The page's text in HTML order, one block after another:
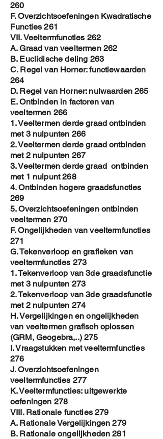
260
F. Overzichtsoefeningen Kwadratische
Functies 261
VII. Veeltermfuncties 262
A. Graad van veeltermen 262
B. Euclidische deling 263
C. Regel van Horner: functiewaarden
264
D. Regel van Horner: nulwaarden 265
E. Ontbinden in factoren van
veeltermen 266
1. Veeltermen derde graad ontbinden
met 3 nulpunten 266
2. Veeltermen derde graad ontbinden
met 2 nulpunten 267
3. Veeltermen derde graad ontbinden
met 1 nulpunt 268
4. Ontbinden hogere graadsfuncties
269
5. Overzichtsoefeningen ontbinden
veeltermen 270
F. Ongelijkheden van veeltermfuncties
271
G. Tekenverloop en grafieken van
veeltermfuncties 273
1. Tekenverloop van 3de graadsfunctie
met 3 nulpunten 273
2. Tekenverloop van 3de graadsfunctie
met 2 nulpunten 274
H. Vergelijkingen en ongelijkheden
van veeltermen grafisch oplossen
(GRM, Geogebra,..) 275
I. Vraagstukken met veeltermfuncties
276
J. Overzichtsoefeningen
veeltermfuncties 277
K. Veeltermfuncties: uitgewerkte
oefeningen 278
VIII. Rationale functies 279
A. Rationale Vergelijkingen 279
B. Rationale ongelijkheden 281